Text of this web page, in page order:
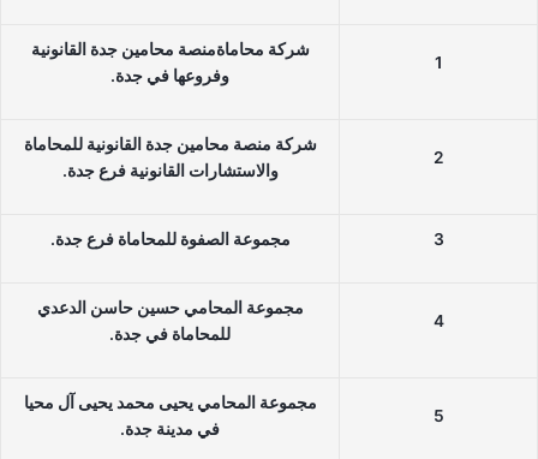
شركة محاماةمنصة محامين جدة القانونية
وفروعها في جدة.
شركة منصة محامين جدة القانونية للمحاماة
والاستشارات القانونية فرع جدة.
مجموعة الصفوة للمحاماة فرع جدة.
مجموعة المحامي حسين حاسن الدعدي
للمحاماة في جدة.
مجموعة المحامي يحيى محمد يحيى آل محيا
في مدينة جدة.